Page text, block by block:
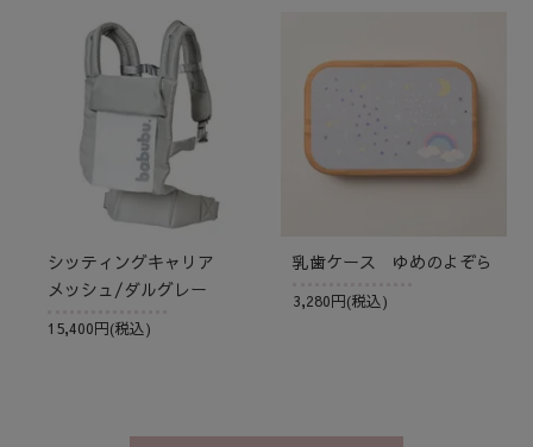
シッティングキャリア
メッシュ/ダルグレー
15,400円(税込)
乳歯ケース ゆめのよぞら
3,280円(税込)